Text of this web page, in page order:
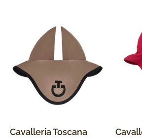
Cavalleria Toscana